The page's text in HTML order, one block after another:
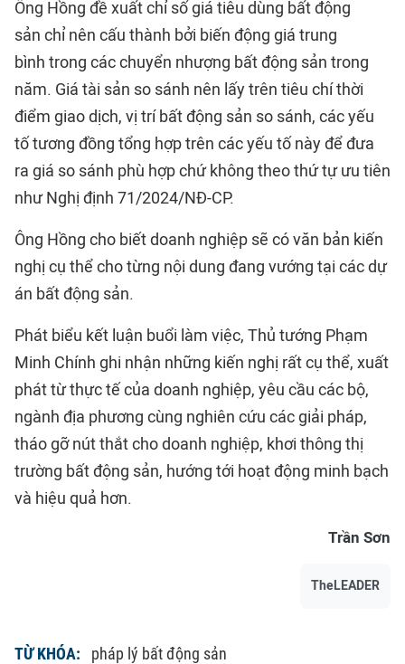
Ông Hồng đề xuất chỉ số giá tiêu dùng bất động
sản chỉ nên cấu thành bởi biến động giá trung
bình trong các chuyển nhượng bất động sản trong
năm. Giá tài sản so sánh nên lấy trên tiêu chí thời
điểm giao dịch, vị trí bất động sản so sánh, các yếu
tố tương đồng tổng hợp trên các yếu tố này để đưa
ra giá so sánh phù hợp chứ không theo thứ tự ưu tiên
như Nghị định 71/2024/NĐ-CP.
Ông Hồng cho biết doanh nghiệp sẽ có văn bản kiến
nghị cụ thể cho từng nội dung đang vướng tại các dự
án bất động sản.
Phát biểu kết luận buổi làm việc, Thủ tướng Phạm
Minh Chính ghi nhận những kiến nghị rất cụ thể, xuất
phát từ thực tế của doanh nghiệp, yêu cầu các bộ,
ngành địa phương cùng nghiên cứu các giải pháp,
tháo gỡ nút thắt cho doanh nghiệp, khơi thông thị
trường bất động sản, hướng tới hoạt động minh bạch
và hiệu quả hơn.
Trần Sơn
TheLEADER
TỪ KHÓA:
pháp lý bất động sản